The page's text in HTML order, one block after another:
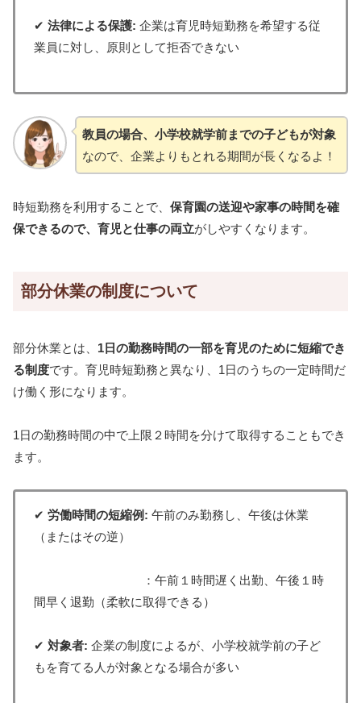
✔ 法律による保護: 企業は育児時短勤務を希望する従
業員に対し、原則として拒否できない
教員の場合、小学校就学前までの子どもが対象
なので、企業よりもとれる期間が長くなるよ！
時短勤務を利用することで、 保育園の送迎や家事の時間を確
保できるので、育児と仕事の両立がしやすくなります。
部分休業の制度について
部分休業とは、 1日の勤務時間の一部を育児のために短縮でき
る制度です。育児時短勤務と異なり、1日のうちの一定時間だ
け働く形になります。
1日の勤務時間の中で上限２時間を分けて取得することもでき
ます。
✔ 労働時間の短縮例: 午前のみ勤務し、午後は休業
（またはその逆）
：午前１時間遅く出勤、午後１時
間早く退勤（柔軟に取得できる）
✔ 対象者: 企業の制度によるが、小学校就学前の子ど
もを育てる人が対象となる場合が多い